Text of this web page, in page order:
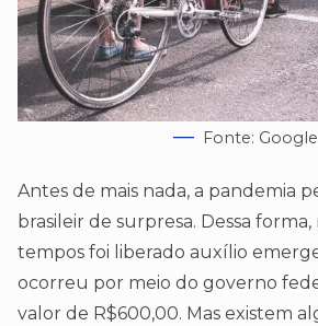
Fonte: Google
Antes de mais nada, a pandemia
brasileir de surpresa. Dessa
tempos foi liberado auxílio
ocorreu por meio do governo
valor de R$600,00. Mas existem